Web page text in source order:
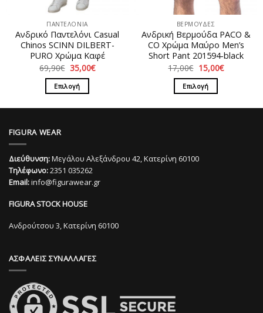
σελίδα
του
προϊόντος
ΠΑΝΤΕΛΟΝΙΑ
Ανδρικό Παντελόνι Casual
Chinos SCINN DILBERT-
PURO Χρώμα Καφέ
69,90€ Original
price
was:
69,90€.
35,00€Η
τρέχουσα
Επιλογή
παραλλαγές.
Οι
επιλογές
μπορούν
επιλεγούν
του
ΒΕΡΜΟΥΔΕΣ
Ανδρική Βερμούδα PACO &
CO Χρώμα Μαύρο Men’s
Short Pant 201594-black
17,00€ Original
price
was:
17,00€.
15,00€Η
τρέχουσα
Επιλογή
παραλλαγές.
FIGURA WEAR
Διεύθυνση:Μεγάλου Αλεξάνδρου 42, Κατερίνη 60100
Τηλέφωνο:2351 035262
Email:info@figurawear.gr
FIGURA STOCK HOUSE
Ανδρούτσου 3, Κατερίνη 60100
ΑΣΦΑΛΕΙΣ ΣΥΝΑΛΛΑΓΕΣ